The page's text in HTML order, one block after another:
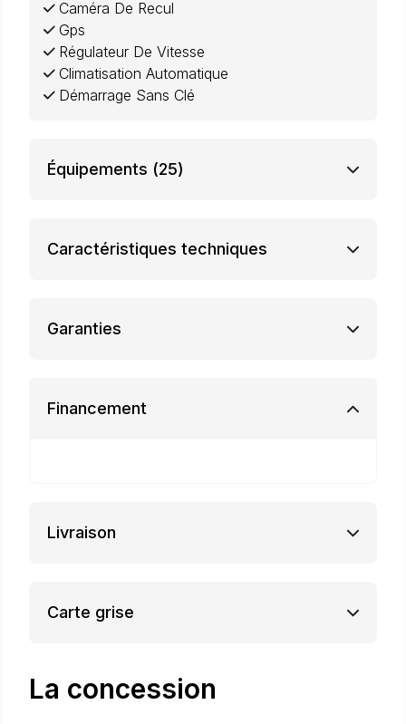
Caméra De Recul
Gps
Régulateur De Vitesse
Climatisation Automatique
Démarrage Sans Clé
Équipements (25)
Caractéristiques techniques
Garanties
Financement
Livraison
Carte grise
La concession